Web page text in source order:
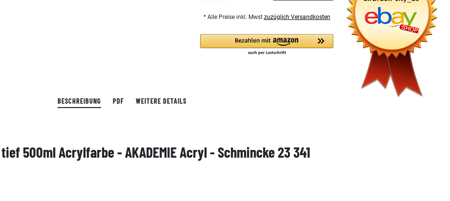
* Alle Preise inkl. Mwst zuzüglich Versandkosten
BESCHREIBUNG PDF WEITERE DETAILS
500ml Acrylfarbe - AKADEMIE Acryl - Schmincke 23 341